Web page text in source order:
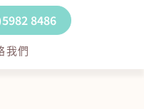
8486
我們